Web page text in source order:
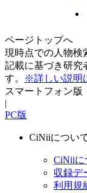
ページトップへ
現時点での人物検
記載に基づき研究
す。
※詳しい説明
スマートフォン版
|
PC版
CiNiiについ
CiNiiに
収録デ
利用規